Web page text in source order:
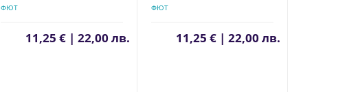
ФЮТ
11,25 € | 22,00 лв.
ФЮТ
11,25 € | 22,00 лв.